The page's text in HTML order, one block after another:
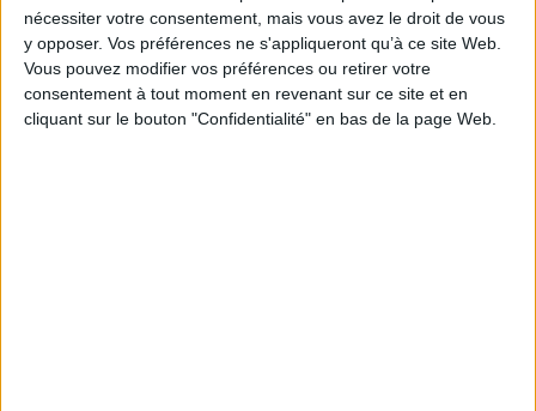
nécessiter votre consentement, mais vous avez le droit de vous
y opposer. Vos préférences ne s'appliqueront qu’à ce site Web.
Vous pouvez modifier vos préférences ou retirer votre
consentement à tout moment en revenant sur ce site et en
cliquant sur le bouton "Confidentialité" en bas de la page Web.
IA en entreprise : encadrer les usages sans
freiner l’expérimentation